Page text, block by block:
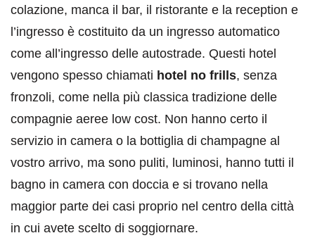
colazione, manca il bar, il ristorante e la reception e
l’ingresso è costituito da un ingresso automatico
come all’ingresso delle autostrade. Questi hotel
vengono spesso chiamati hotel no frills, senza
fronzoli, come nella più classica tradizione delle
compagnie aeree low cost. Non hanno certo il
servizio in camera o la bottiglia di champagne al
vostro arrivo, ma sono puliti, luminosi, hanno tutti il
bagno in camera con doccia e si trovano nella
maggior parte dei casi proprio nel centro della città
in cui avete scelto di soggiornare.